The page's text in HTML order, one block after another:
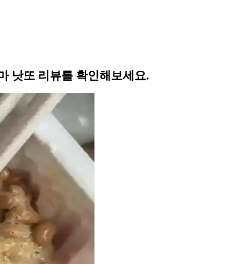
낫또 리뷰를 확인해보세요.